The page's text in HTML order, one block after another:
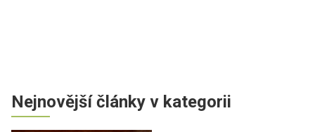
Nejnovější články v kategorii